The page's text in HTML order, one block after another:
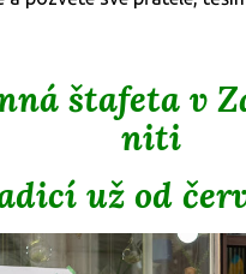
štafeta v
niti
už od